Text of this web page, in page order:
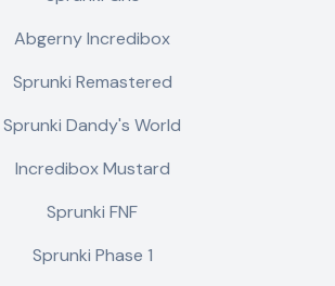
Abgerny Incredibox
Sprunki Remastered
Sprunki Dandy's World
Incredibox Mustard
Sprunki FNF
Sprunki Phase 1